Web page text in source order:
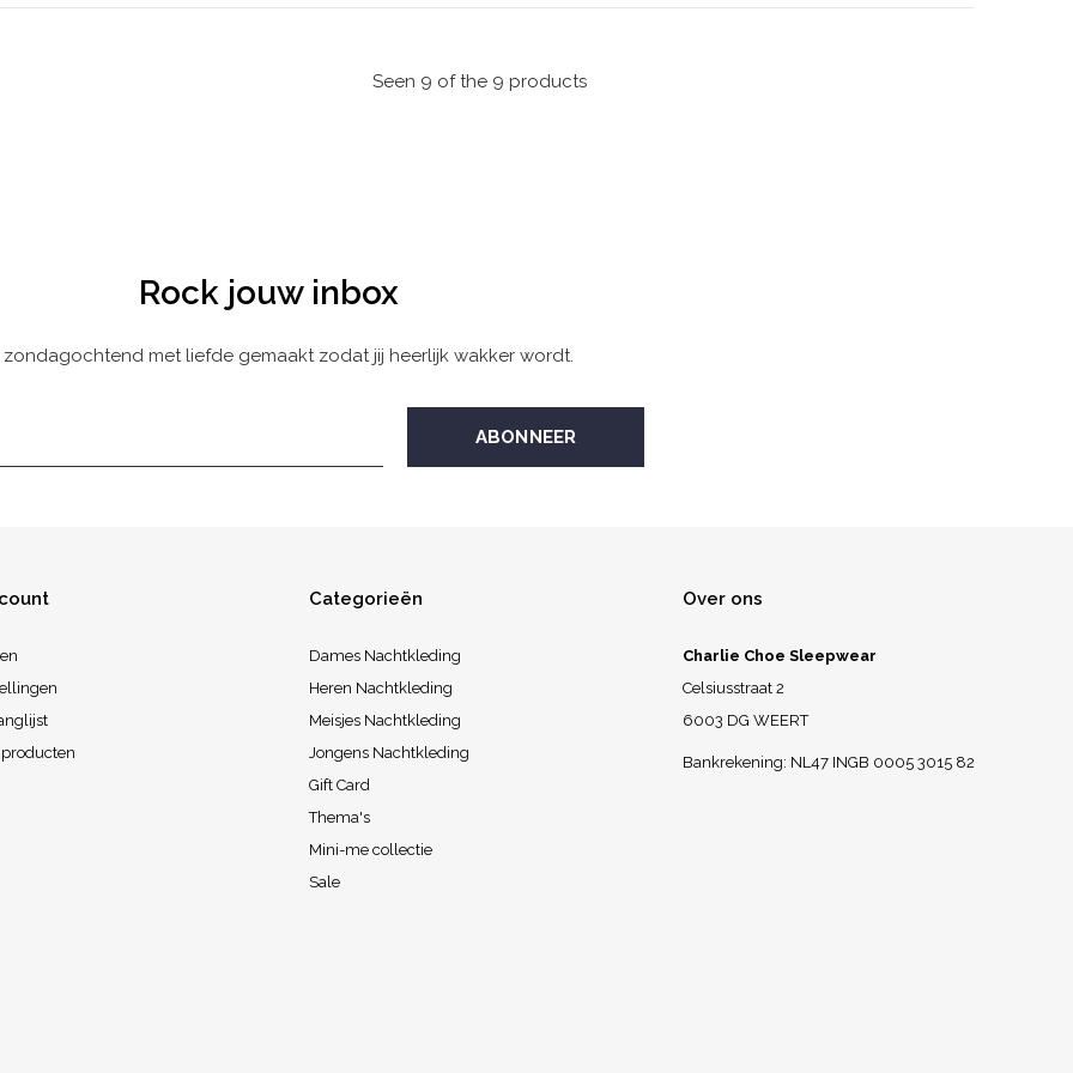
Seen 9 of the 9 products
Rock jouw inbox
zondagochtend met liefde gemaakt zodat jij heerlijk wakker wordt.
Categorieën
Dames Nachtkleding
Heren Nachtkleding
Meisjes Nachtkleding
Jongens Nachtkleding
Gift Card
Thema's
Mini-me collectie
Sale
Over ons
Charlie Choe Sleepwear
Celsiusstraat 2
6003 DG WEERT
Bankrekening: NL47 INGB 0005 3015 82